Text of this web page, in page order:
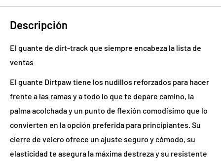
Descripción
El guante de dirt-track que siempre encabeza la lista de
ventas
El guante Dirtpaw tiene los nudillos reforzados para hacer
frente a las ramas y a todo lo que te depare camino, la
palma acolchada y un punto de flexión comodísimo que lo
convierten en la opción preferida para principiantes. Su
cierre de velcro ofrece un ajuste seguro y cómodo, su
elasticidad te asegura la máxima destreza y su resistente